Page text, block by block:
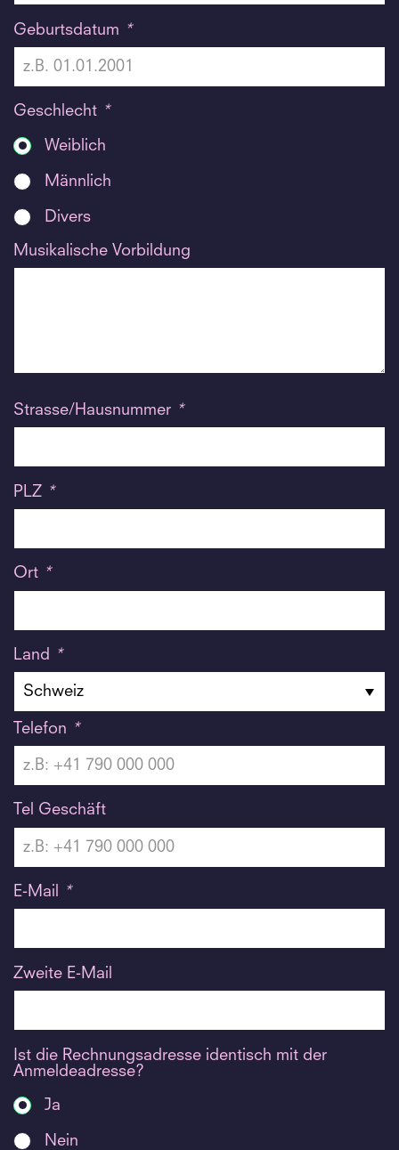
Geburtsdatum *
Geschlecht *
Weiblich
Männlich
Divers
Musikalische Vorbildung
Strasse/Hausnummer *
PLZ *
Ort *
Land *
Telefon *
Tel Geschäft
E-Mail *
Zweite E-Mail
Ist die Rechnungsadresse identisch mit der
Anmeldeadresse?
Ja
Nein